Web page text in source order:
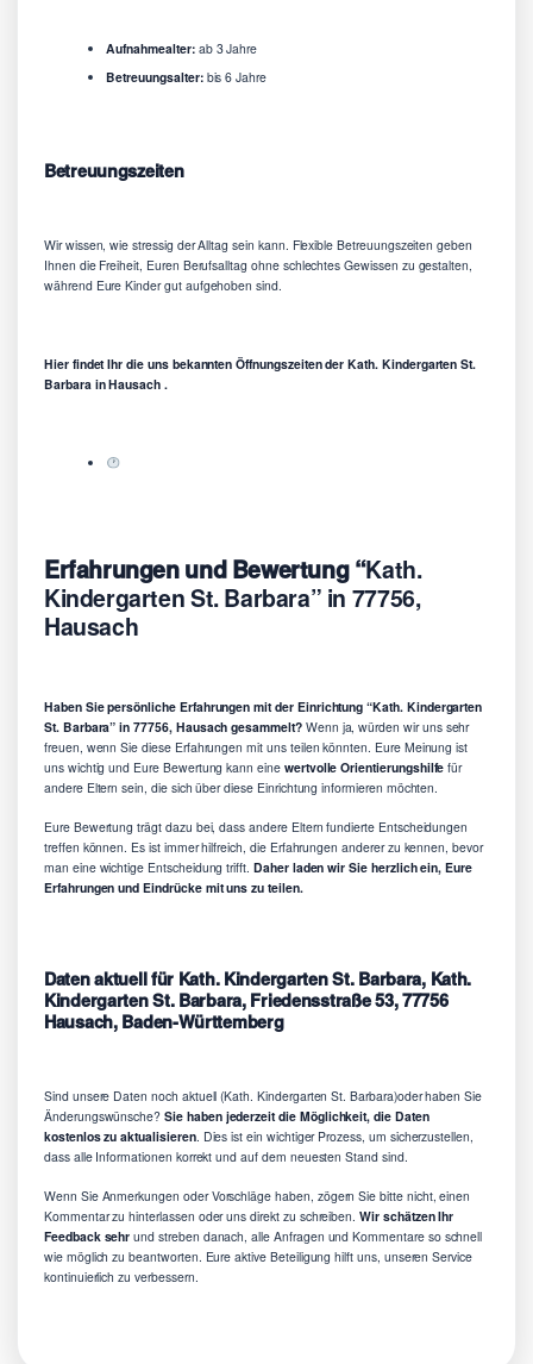
Aufnahmealter:ab 3 Jahre
Betreuungsalter:bis 6 Jahre
Betreuungszeiten
Wir wissen, wie stressig der Alltag sein kann. Flexible Betreuungszeiten geben
Ihnen die Freiheit, Euren Berufsalltag ohne schlechtes Gewissen zu gestalten,
während Eure Kinder gut aufgehoben sind.
Hier findet Ihr die uns bekannten Öffnungszeiten der Kath. Kindergarten St.
Barbara in Hausach .
Erfahrungen und Bewertung “Kath.
Kindergarten St. Barbara” in 77756,
Hausach
Haben Sie persönliche Erfahrungen mit der Einrichtung “Kath. Kindergarten
St. Barbara” in 77756, Hausach gesammelt?Wenn ja, würden wir uns sehr
freuen, wenn Sie diese Erfahrungen mit uns teilen könnten. Eure Meinung ist
uns wichtig und Eure Bewertung kann eine wertvolle Orientierungshilfe für
andere Eltern sein, die sich über diese Einrichtung informieren möchten.
Eure Bewertung trägt dazu bei, dass andere Eltern fundierte Entscheidungen
treffen können. Es ist immer hilfreich, die Erfahrungen anderer zu kennen, bevor
man eine wichtige Entscheidung trifft. Daher laden wir Sie herzlich ein, Eure
Erfahrungen und Eindrücke mit uns zu teilen.
Daten aktuell für Kath. Kindergarten St. Barbara, Kath.
Kindergarten St. Barbara, Friedensstraße 53, 77756
Hausach, Baden-Württemberg
Sind unsere Daten noch aktuell (Kath. Kindergarten St. Barbara)oder haben Sie
Änderungswünsche?Sie haben jederzeit die Möglichkeit, die Daten
kostenlos zu aktualisieren. Dies ist ein wichtiger Prozess, um sicherzustellen,
dass alle Informationen korrekt und auf dem neuesten Stand sind.
Wenn Sie Anmerkungen oder Vorschläge haben, zögern Sie bitte nicht, einen
Kommentar zu hinterlassen oder uns direkt zu schreiben.Wir schätzen Ihr
Feedback sehr und streben danach, alle Anfragen und Kommentare so schnell
wie möglich zu beantworten. Eure aktive Beteiligung hilft uns, unseren Service
kontinuierlich zu verbessern.